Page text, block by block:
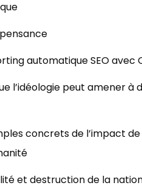
automatique SEO avec
l’idéologie peut amener à
concrets de l’impact de
et destruction de la